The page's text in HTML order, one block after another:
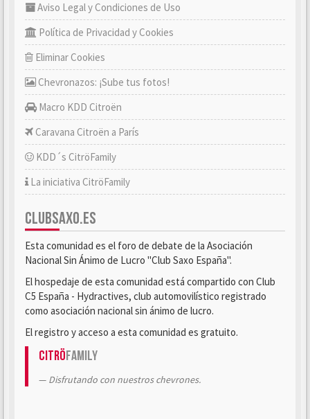
Aviso Legal y Condiciones de Uso
Política de Privacidad y Cookies
Eliminar Cookies
Chevronazos: ¡Sube tus fotos!
Macro KDD Citroën
Caravana Citroën a París
KDD´s CitröFamily
La iniciativa CitröFamily
CLUBSAXO.ES
Esta comunidad es el foro de debate de la Asociación
Nacional Sin Ánimo de Lucro "Club Saxo España".
El hospedaje de esta comunidad está compartido con Club
C5 España - Hydractives, club automovilístico registrado
como asociación nacional sin ánimo de lucro.
El registro y acceso a esta comunidad es gratuito.
CitröFamily
Disfrutando con nuestros chevrones.